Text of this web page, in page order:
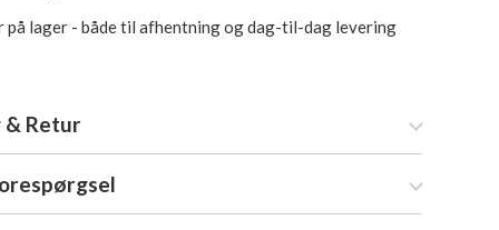
på lager - både til afhentning og dag-til-dag levering
& Retur